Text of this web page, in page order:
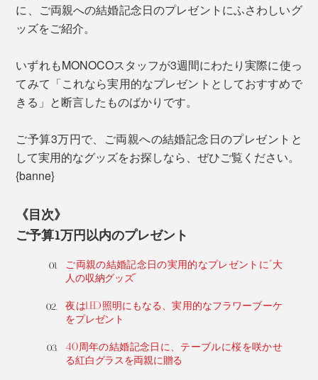
に、ご両親への結婚記念日のプレゼントにふさわしいグ
ッズをご紹介。
いずれもMONOCOスタッフが3週間にわたり実際に使っ
てみて「これなら実用的なプレゼントとしておすすめで
きる」と断言したものばかりです。
ご予算3万円で、ご両親への結婚記念日のプレゼントと
して実用的なグッズをお探しなら、ぜひご覧ください。
{banne}
《目次》
ご予算1万円以内のプレゼント
ご両親の結婚記念日の実用的なプレゼントに“大
人の収納グッズ”
夜はLED照明にもなる、実用的なフラワーブーケ
をプレゼント
40周年の結婚記念日に、テーブルに桜を咲かせ
る紅白グラスを両親に贈る